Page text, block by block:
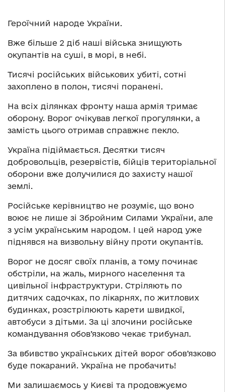
Героїчний народе України.
Вже більше 2 діб наші війська знищують
окупантів на суші, в морі, в небі.
Тисячі російських військових убиті, сотні
захоплено в полон, тисячі поранені.
На всіх ділянках фронту наша армія тримає
оборону. Ворог очікував легкої прогулянки, а
замість цього отримав справжнє пекло.
Україна підіймається. Десятки тисяч
добровольців, резервістів, бійців територіальної
оборони вже долучилися до захисту нашої
землі.
Російське керівництво не розуміє, що воно
воює не лише зі Збройним Силами України, але
з усім українським народом. І цей народ уже
піднявся на визвольну війну проти окупантів.
Ворог не досяг своїх планів, а тому починає
обстріли, на жаль, мирного населення та
цивільної інфраструктури. Стріляють по
дитячих садочках, по лікарнях, по житлових
будинках, розстрілюють карети швидкої,
автобуси з дітьми. За ці злочини російське
командування обов’язково чекає трибунал.
За вбивство українських дітей ворог обов’язково
буде покараний. Україна не пробачить!
Ми залишаємось у Києві та продовжуємо